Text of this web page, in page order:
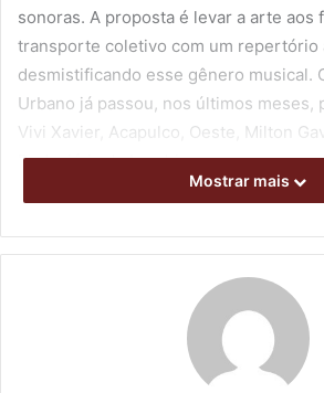
sonoras. A proposta é levar a arte aos
transporte coletivo com um repertório
desmistificando esse gênero musical.
Urbano já passou, nos últimos meses,
Vivi Xavier, Acapulco, Oeste, Milton
Rodoviária de Londrina.
11h. Neste caso, o projeto valoriza a
que serviu como estação do
final da década de 1980.
Para Rodrigo Figueiredo, proponente
Mostrar mais